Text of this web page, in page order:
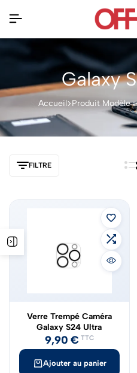
Galaxy
Accueil Produit Modèle
FILTRE
Ajouter au panier
Verre Trempé Caméra
Galaxy S24 Ultra
9,90€ TTC